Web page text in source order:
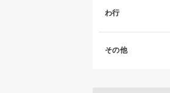
わ行
その他